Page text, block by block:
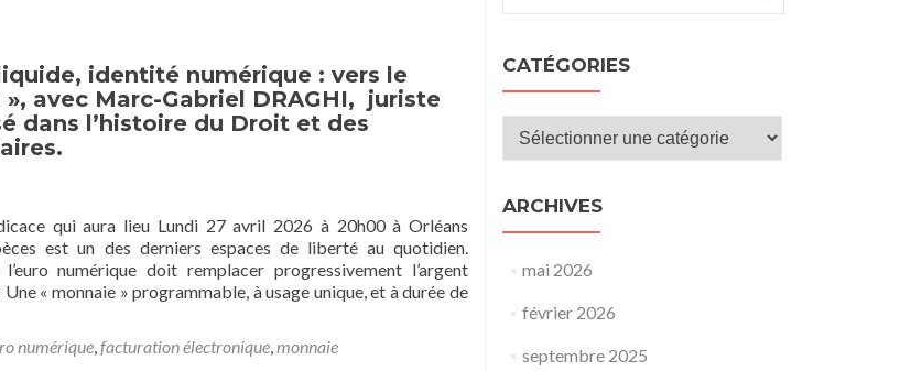
identité numérique : vers le
avec Marc-Gabriel DRAGHI, juriste
dans l’histoire du Droit et des
qui aura lieu Lundi 27 avril 2026 à 20h00 à Orléans
est un des derniers espaces de liberté au quotidien.
numérique doit remplacer progressivement l’argent
Une « monnaie » programmable, à usage unique, et à durée de
numérique,facturation électronique,monnaie
CATÉGORIES
Catégories
ARCHIVES
mai 2026
février 2026
septembre 2025